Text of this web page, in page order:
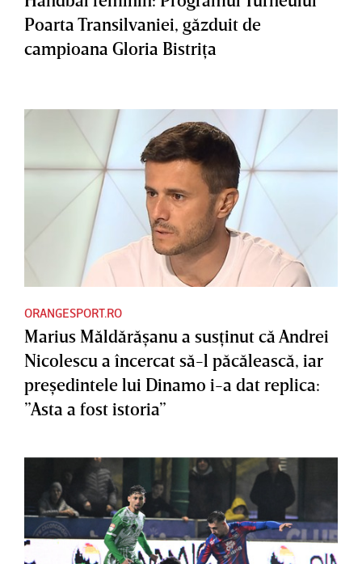
Poarta Transilvaniei, găzduit de
campioana Gloria Bistriţa
ORANGESPORT.RO
Marius Măldărăşanu a susţinut că Andrei
Nicolescu a încercat să-l păcălească, iar
preşedintele lui Dinamo i-a dat replica:
”Asta a fost istoria”